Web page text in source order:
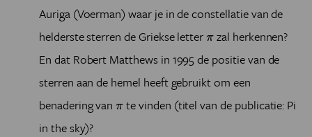
Auriga (Voerman) waar je in de constellatie van de
helderste sterren de Griekse letterπ
πzal herkennen?
En dat Robert Matthews in 1995 de positie van de
sterren aan de hemel heeft gebruikt om een
benadering vanπ
πte vinden (titel van de publicatie: Pi
in the sky)?